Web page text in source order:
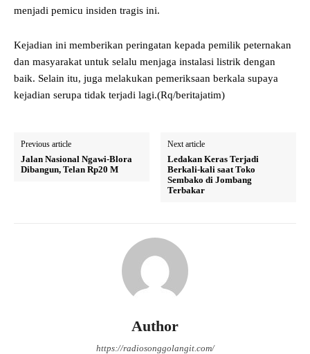
menjadi pemicu insiden tragis ini.
Kejadian ini memberikan peringatan kepada pemilik peternakan
dan masyarakat untuk selalu menjaga instalasi listrik dengan
baik. Selain itu, juga melakukan pemeriksaan berkala supaya
kejadian serupa tidak terjadi lagi.(Rq/beritajatim)
Previous article
Jalan Nasional Ngawi-Blora
Dibangun, Telan Rp20 M
Next article
Ledakan Keras Terjadi
Berkali-kali saat Toko
Sembako di Jombang
Terbakar
Author
https://radiosonggolangit.com/